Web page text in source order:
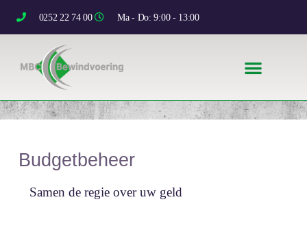
0252 22 74 00 Ma - Do: 9:00 - 13:00
Budgetbeheer
Samen de regie over uw geld